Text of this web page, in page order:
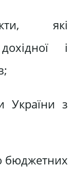
які
і
України з
бюджетних